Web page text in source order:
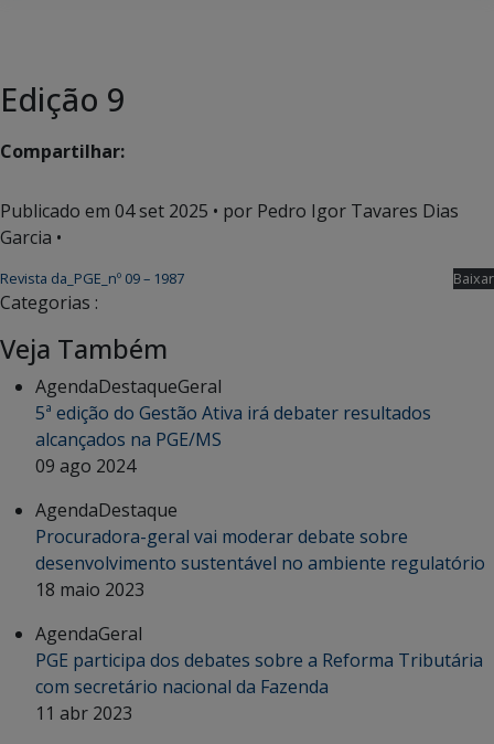
Edição 9
Compartilhar:
Publicado em 04 set 2025 • por Pedro Igor Tavares Dias
Garcia •
Revista da_PGE_nº 09 – 1987 Baixar
Categorias :
Veja Também
AgendaDestaqueGeral
5ª edição do Gestão Ativa irá debater resultados
alcançados na PGE/MS
09 ago 2024
AgendaDestaque
Procuradora-geral vai moderar debate sobre
desenvolvimento sustentável no ambiente regulatório
18 maio 2023
AgendaGeral
PGE participa dos debates sobre a Reforma Tributária
com secretário nacional da Fazenda
11 abr 2023